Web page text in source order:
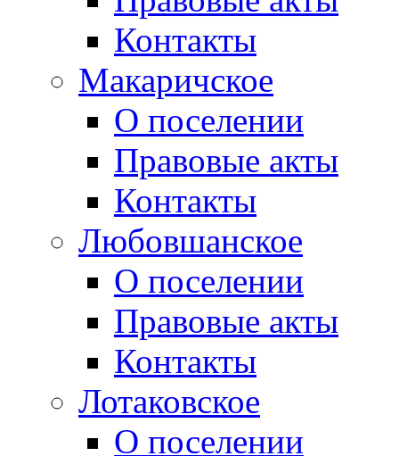
Контакты
Макаричское
О поселении
Правовые акты
Контакты
Любовшанское
О поселении
Правовые акты
Контакты
Лотаковское
О поселении